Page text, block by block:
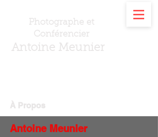
Antoine Meunier
Photographe et
Conférencier
À Propos
Antoine Meunier